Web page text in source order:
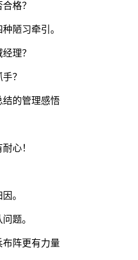
格？
陋习牵引。
理？
？
结的管理感悟
心！
。
题。
布阵更有力量